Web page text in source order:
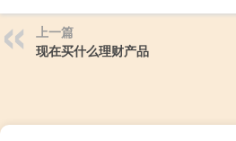
上一篇
现在买什么理财产品